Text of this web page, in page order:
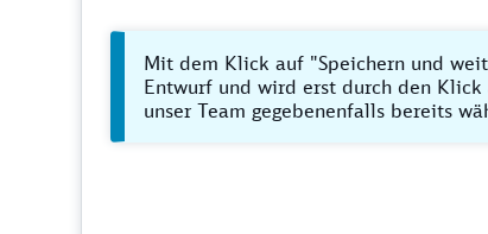
Mit dem Klick auf "Speichern und
Entwurf und wird erst durch den
unser Team gegebenenfalls bereits